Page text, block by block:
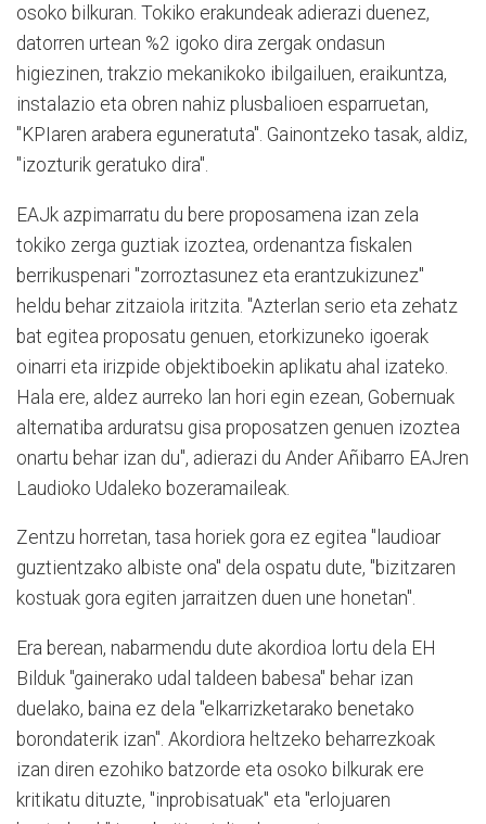
osoko bilkuran. Tokiko erakundeak adierazi duenez,
datorren urtean %2 igoko dira zergak ondasun
higiezinen, trakzio mekanikoko ibilgailuen, eraikuntza,
instalazio eta obren nahiz plusbalioen esparruetan,
"KPIaren arabera eguneratuta". Gainontzeko tasak, aldiz,
"izozturik geratuko dira".
EAJk azpimarratu du bere proposamena izan zela
tokiko zerga guztiak izoztea, ordenantza fiskalen
berrikuspenari "zorroztasunez eta erantzukizunez"
heldu behar zitzaiola iritzita. "Azterlan serio eta zehatz
bat egitea proposatu genuen, etorkizuneko igoerak
oinarri eta irizpide objektiboekin aplikatu ahal izateko.
Hala ere, aldez aurreko lan hori egin ezean, Gobernuak
alternatiba arduratsu gisa proposatzen genuen izoztea
onartu behar izan du", adierazi du Ander Añibarro EAJren
Laudioko Udaleko bozeramaileak.
Zentzu horretan, tasa horiek gora ez egitea "laudioar
guztientzako albiste ona" dela ospatu dute, "bizitzaren
kostuak gora egiten jarraitzen duen une honetan".
Era berean, nabarmendu dute akordioa lortu dela EH
Bilduk "gainerako udal taldeen babesa" behar izan
duelako, baina ez dela "elkarrizketarako benetako
borondaterik izan". Akordiora heltzeko beharrezkoak
izan diren ezohiko batzorde eta osoko bilkurak ere
kritikatu dituzte, "inprobisatuak" eta "erlojuaren